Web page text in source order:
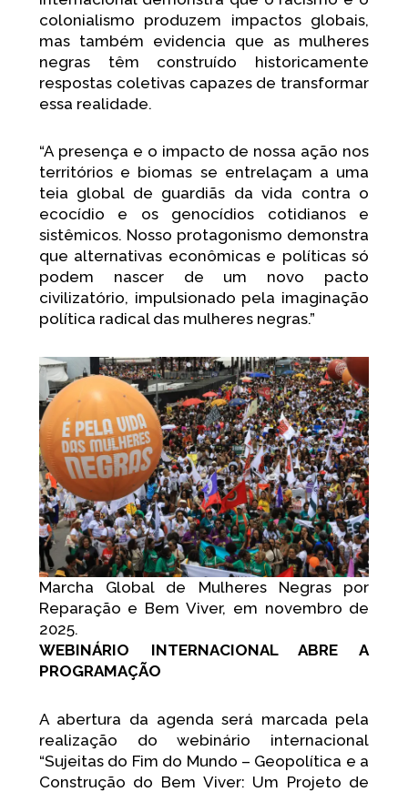
colonialismo produzem impactos globais,
mas também evidencia que as mulheres
negras têm construído historicamente
respostas coletivas capazes de transformar
essa realidade.
“A presença e o impacto de nossa ação nos
territórios e biomas se entrelaçam a uma
teia global de guardiãs da vida contra o
ecocídio e os genocídios cotidianos e
sistêmicos. Nosso protagonismo demonstra
que alternativas econômicas e políticas só
podem nascer de um novo pacto
civilizatório, impulsionado pela imaginação
política radical das mulheres negras.”
Marcha Global de Mulheres Negras por
Reparação e Bem Viver, em novembro de
2025.
WEBINÁRIO INTERNACIONAL ABRE A
PROGRAMAÇÃO
A abertura da agenda será marcada pela
realização do webinário internacional
“Sujeitas do Fim do Mundo – Geopolítica e a
Construção do Bem Viver: Um Projeto de